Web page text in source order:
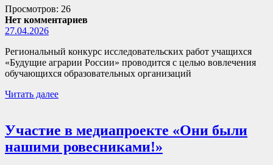
Просмотров: 26
Нет комментариев
27.04.2026
Региональный конкурс исследовательских работ учащихся
«Будущие аграрии России» проводится с целью вовлечения
обучающихся образовательных организаций
Читать далее
Участие в медиапроекте «Они были
нашими ровесниками!»